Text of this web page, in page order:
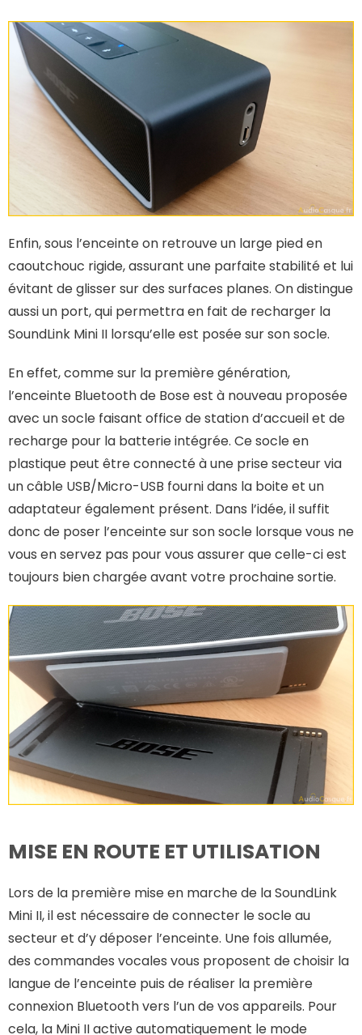
Enfin, sous l’enceinte on retrouve un large pied en
caoutchouc rigide, assurant une parfaite stabilité et lui
évitant de glisser sur des surfaces planes. On distingue
aussi un port, qui permettra en fait de recharger la
SoundLink Mini II lorsqu’elle est posée sur son socle.
En effet, comme sur la première génération,
l’enceinte Bluetooth de Bose est à nouveau proposée
avec un socle faisant office de station d’accueil et de
recharge pour la batterie intégrée. Ce socle en
plastique peut être connecté à une prise secteur via
un câble USB/Micro-USB fourni dans la boite et un
adaptateur également présent. Dans l’idée, il suffit
donc de poser l’enceinte sur son socle lorsque vous ne
vous en servez pas pour vous assurer que celle-ci est
toujours bien chargée avant votre prochaine sortie.
MISE EN ROUTE ET UTILISATION
Lors de la première mise en marche de la SoundLink
Mini II, il est nécessaire de connecter le socle au
secteur et d’y déposer l’enceinte. Une fois allumée,
des commandes vocales vous proposent de choisir la
langue de l’enceinte puis de réaliser la première
connexion Bluetooth vers l’un de vos appareils. Pour
cela, la Mini II active automatiquement le mode